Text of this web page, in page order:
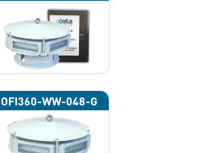
OFI360-WW-048-G